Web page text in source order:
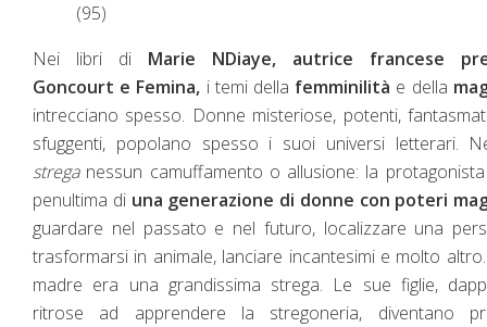
(95)
Nei libri di Marie NDiaye, autrice francese
Goncourt e Femina, i temi della femminilità e della
intrecciano spesso. Donne misteriose, potenti,
sfuggenti, popolano spesso i suoi universi letterari.
streganessun camuffamento o allusione: la
penultima di una generazione di donne con poteri
guardare nel passato e nel futuro, localizzare una
trasformarsi in animale, lanciare incantesimi e molto
madre era una grandissima strega. Le sue figlie,
ritrose ad apprendere la stregoneria, diventano